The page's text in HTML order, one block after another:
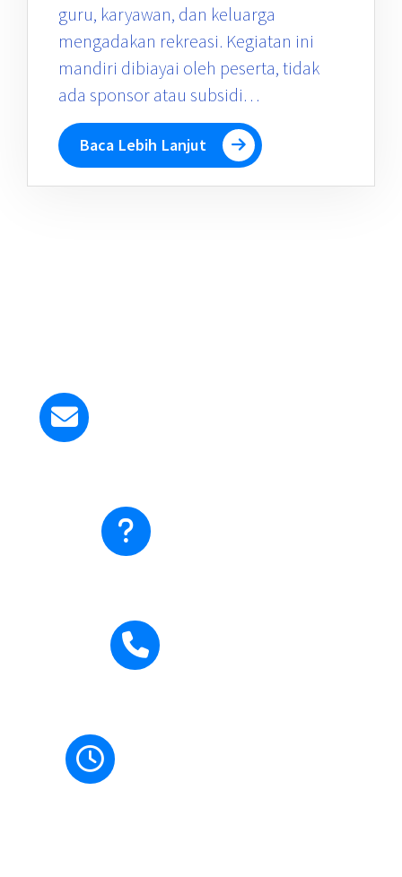
guru, karyawan, dan keluarga
mengadakan rekreasi. Kegiatan ini
mandiri dibiayai oleh peserta, tidak
ada sponsor atau subsidi…
Baca Lebih Lanjut